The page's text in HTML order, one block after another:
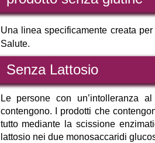
Una linea specificamente creata
Salute.
Senza Lattosio
Le persone con un’intolleranza
contengono. I prodotti che
tutto mediante la scissione
lattosio nei due monosaccaridi